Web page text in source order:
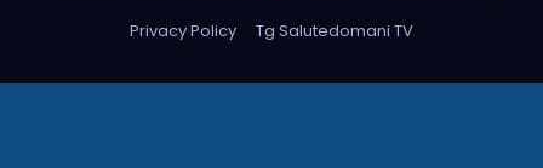
Privacy Policy
Tg Salutedomani TV